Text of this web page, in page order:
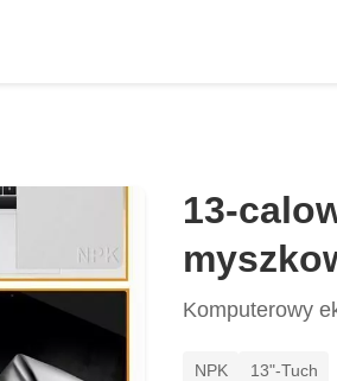
13-
Komputerowy
NPK 13"-Tuch